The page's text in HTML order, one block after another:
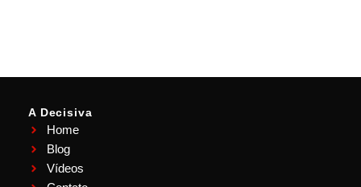
A Decisiva
Home
Blog
Vídeos